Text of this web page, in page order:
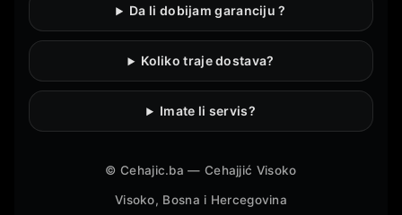
Da li dobijam garanciju ?
Koliko traje dostava?
Imate li servis?
©Cehajic.ba — Cehajjić Visoko
Visoko, Bosna i Hercegovina